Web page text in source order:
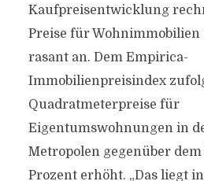
Kaufpreisentwicklung
Preise für Wohnimmobilien
rasant an. Dem Empirica-
Immobilienpreisindex
Quadratmeterpreise für
Eigentumswohnungen in
Metropolen gegenüber dem
Prozent erhöht. „Das liegt